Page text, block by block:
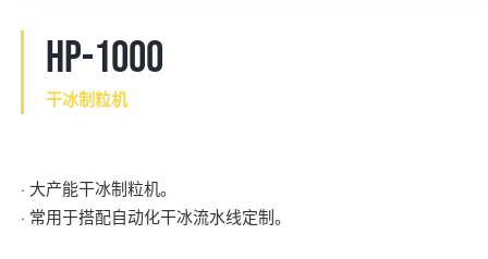
HP-1000
干冰制粒机
· 大产能干冰制粒机。
· 常用于搭配自动化干冰流水线定制。